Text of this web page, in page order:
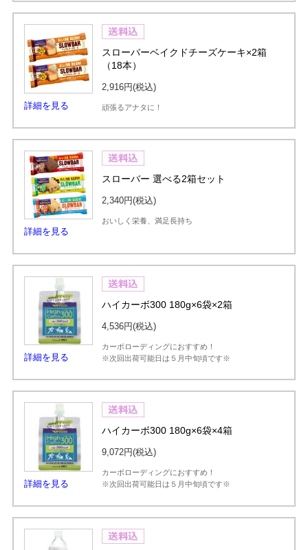
詳細を見る
スローバーベイクドチーズケーキ×2箱
（18本）
2,916円(税込)
頑張るアナタに！
詳細を見る
スローバー 選べる2箱セット
2,340円(税込)
おいしく栄養、満足長持ち
詳細を見る
ハイカーボ300 180g×6袋×2箱
4,536円(税込)
カーボローディングにおすすめ！
※次回出荷可能日は５月中旬頃です※
詳細を見る
ハイカーボ300 180g×6袋×4箱
9,072円(税込)
カーボローディングにおすすめ！
※次回出荷可能日は５月中旬頃です※